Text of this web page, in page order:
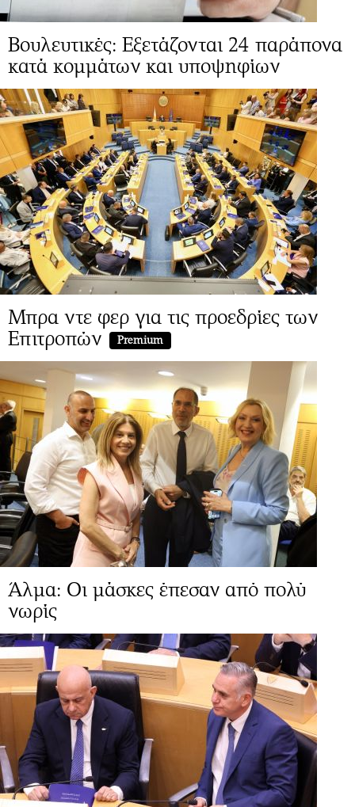
Βουλευτικές: Eξετάζονται 24 παράπονα
κατά κομμάτων και υποψηφίων
Μπρα ντε φερ για τις προεδρίες των
Επιτροπών
Premium
Άλμα: Οι μάσκες έπεσαν από πολύ
νωρίς